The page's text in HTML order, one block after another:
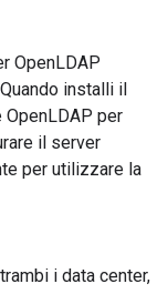
OpenLDAP
installi il
OpenLDAP per
il server
per utilizzare la
i data center,